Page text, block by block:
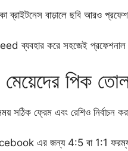
ব্রাইটনেস বাড়ালে ছবি আরও
করে সহজেই প্রফেশনাল
পিক
সঠিক ফ্রেম এবং রেশিও নির্বাচন
এর জন্য 4:5 বা 1:1 ফরম্যাট